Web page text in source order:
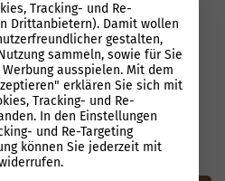
zu
und erkennst, welches
steckt.
Tracking- und Re-
Drittanbietern). Damit wollen
gestalten,
sammeln, sowie für Sie
ausspielen. Mit dem
erklären Sie sich mit
Tracking- und Re-
In den Einstellungen
und Re-Targeting
können Sie jederzeit mit